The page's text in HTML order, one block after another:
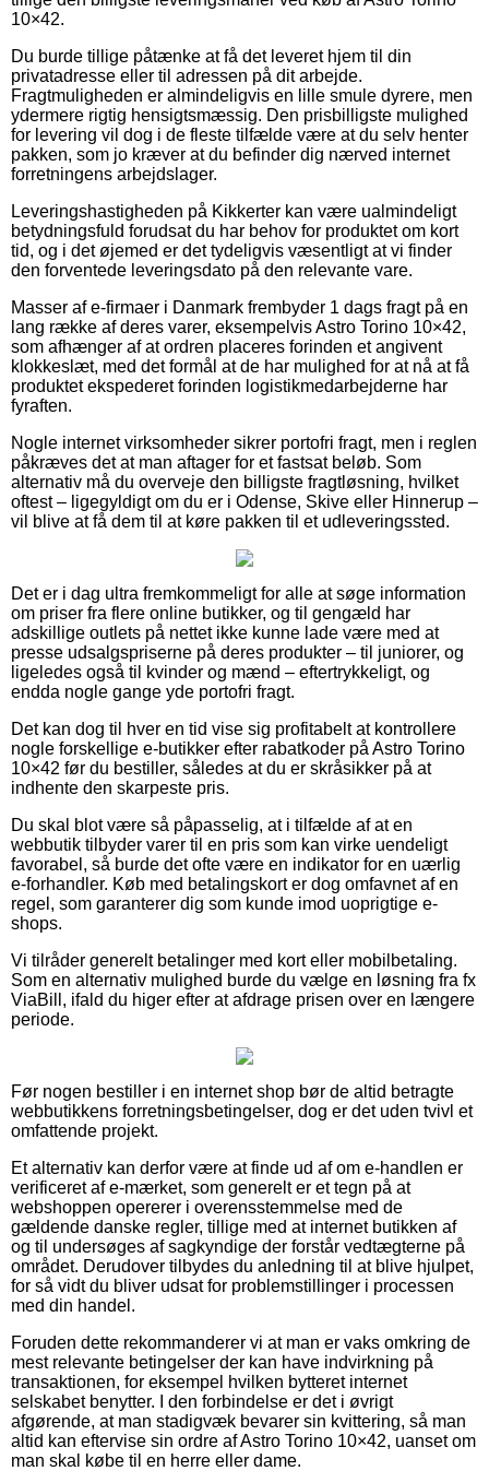
10×42.
Du burde tillige påtænke at få det leveret hjem til din
privatadresse eller til adressen på dit arbejde.
Fragtmuligheden er almindeligvis en lille smule dyrere, men
ydermere rigtig hensigtsmæssig. Den prisbilligste mulighed
for levering vil dog i de fleste tilfælde være at du selv henter
pakken, som jo kræver at du befinder dig nærved internet
forretningens arbejdslager.
Leveringshastigheden på Kikkerter kan være ualmindeligt
betydningsfuld forudsat du har behov for produktet om kort
tid, og i det øjemed er det tydeligvis væsentligt at vi finder
den forventede leveringsdato på den relevante vare.
Masser af e-firmaer i Danmark frembyder 1 dags fragt på en
lang række af deres varer, eksempelvis Astro Torino 10×42,
som afhænger af at ordren placeres forinden et angivent
klokkeslæt, med det formål at de har mulighed for at nå at få
produktet ekspederet forinden logistikmedarbejderne har
fyraften.
Nogle internet virksomheder sikrer portofri fragt, men i reglen
påkræves det at man aftager for et fastsat beløb. Som
alternativ må du overveje den billigste fragtløsning, hvilket
oftest – ligegyldigt om du er i Odense, Skive eller Hinnerup –
vil blive at få dem til at køre pakken til et udleveringssted.
Det er i dag ultra fremkommeligt for alle at søge information
om priser fra flere online butikker, og til gengæld har
adskillige outlets på nettet ikke kunne lade være med at
presse udsalgspriserne på deres produkter – til juniorer, og
ligeledes også til kvinder og mænd – eftertrykkeligt, og
endda nogle gange yde portofri fragt.
Det kan dog til hver en tid vise sig profitabelt at kontrollere
nogle forskellige e-butikker efter rabatkoder på Astro Torino
10×42 før du bestiller, således at du er skråsikker på at
indhente den skarpeste pris.
Du skal blot være så påpasselig, at i tilfælde af at en
webbutik tilbyder varer til en pris som kan virke uendeligt
favorabel, så burde det ofte være en indikator for en uærlig
e-forhandler. Køb med betalingskort er dog omfavnet af en
regel, som garanterer dig som kunde imod uoprigtige e-
shops.
Vi tilråder generelt betalinger med kort eller mobilbetaling.
Som en alternativ mulighed burde du vælge en løsning fra fx
ViaBill, ifald du higer efter at afdrage prisen over en længere
periode.
Før nogen bestiller i en internet shop bør de altid betragte
webbutikkens forretningsbetingelser, dog er det uden tvivl et
omfattende projekt.
Et alternativ kan derfor være at finde ud af om e-handlen er
verificeret af e-mærket, som generelt er et tegn på at
webshoppen opererer i overensstemmelse med de
gældende danske regler, tillige med at internet butikken af
og til undersøges af sagkyndige der forstår vedtægterne på
området. Derudover tilbydes du anledning til at blive hjulpet,
for så vidt du bliver udsat for problemstillinger i processen
med din handel.
Foruden dette rekommanderer vi at man er vaks omkring de
mest relevante betingelser der kan have indvirkning på
transaktionen, for eksempel hvilken bytteret internet
selskabet benytter. I den forbindelse er det i øvrigt
afgørende, at man stadigvæk bevarer sin kvittering, så man
altid kan eftervise sin ordre af Astro Torino 10×42, uanset om
man skal købe til en herre eller dame.